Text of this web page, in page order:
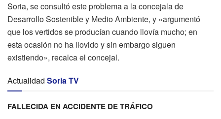
Soria, se consultó este problema a la concejala de
Desarrollo Sostenible y Medio Ambiente, y «argumentó
que los vertidos se producían cuando llovía mucho; en
esta ocasión no ha llovido y sin embargo siguen
existiendo», recalca el concejal.
Actualidad Soria TV
FALLECIDA EN ACCIDENTE DE TRÁFICO